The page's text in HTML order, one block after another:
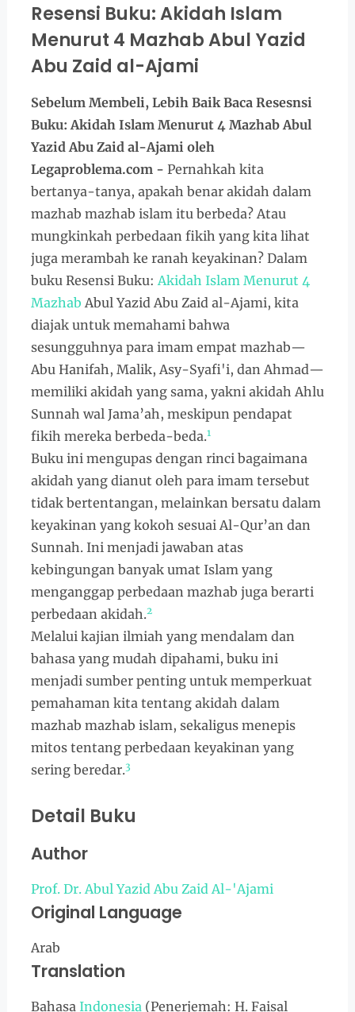
Resensi Buku: Akidah Islam
Menurut 4 Mazhab Abul Yazid
Abu Zaid al-Ajami
Sebelum Membeli, Lebih Baik Baca Resesnsi
Buku: Akidah Islam Menurut 4 Mazhab Abul
Yazid Abu Zaid al-Ajami oleh
Legaproblema.com - Pernahkah kita
bertanya-tanya, apakah benar akidah dalam
mazhab mazhab islam itu berbeda? Atau
mungkinkah perbedaan fikih yang kita lihat
juga merambah ke ranah keyakinan? Dalam
buku Resensi Buku:Akidah Islam Menurut 4
Mazhab Abul Yazid Abu Zaid al-Ajami, kita
diajak untuk memahami bahwa
sesungguhnya para imam empat mazhab—
Abu Hanifah, Malik, Asy-Syafi'i, dan Ahmad—
memiliki akidah yang sama, yakni akidah Ahlu
Sunnah wal Jama’ah, meskipun pendapat
fikih mereka berbeda-beda.1
Buku ini mengupas dengan rinci bagaimana
akidah yang dianut oleh para imam tersebut
tidak bertentangan, melainkan bersatu dalam
keyakinan yang kokoh sesuai Al-Qur’an dan
Sunnah. Ini menjadi jawaban atas
kebingungan banyak umat Islam yang
menganggap perbedaan mazhab juga berarti
perbedaan akidah.2
Melalui kajian ilmiah yang mendalam dan
bahasa yang mudah dipahami, buku ini
menjadi sumber penting untuk memperkuat
pemahaman kita tentang akidah dalam
mazhab mazhab islam, sekaligus menepis
mitos tentang perbedaan keyakinan yang
sering beredar.3
Detail Buku
Author
Prof. Dr. Abul Yazid Abu Zaid Al-'Ajami
Original Language
Arab
Translation
Bahasa Indonesia(Penerjemah: H. Faisal